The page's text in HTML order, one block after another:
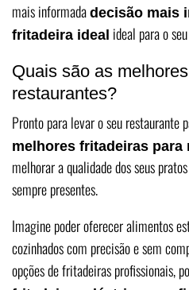
mais informada decisão mais
fritadeira ideal ideal para o
Quais são as
restaurantes?
Pronto para levar o seu restaurante
melhores fritadeiras para
melhorar a qualidade dos seus
sempre presentes.
Imagine poder oferecer alimentos
cozinhados com precisão e sem
opções de fritadeiras profissionais,